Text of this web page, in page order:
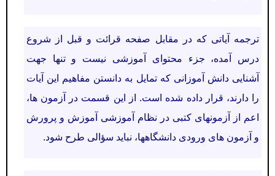
ترجمه آیاتی که در مقابل صفحه قرائت و قبل از شروع
درس آمده، جزء محتوای آموزشی نیست و تنها جهت
آشنایی دانش آموزانی كه تمایل به دانستن مفاهیم این آیات
را دارند، قرار داده شده است. از این قسمت در آزمون ها،
اعم از آزمونهای كتبی در نظام آموزشی آموزش و پرورش
و آزمون های ورودی دانشگاهها، نباید سؤالی طرح شود.